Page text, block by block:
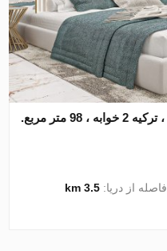
آپارتمان در در Oba Privilege Oba ، ترکیه 2 خوابه ، 98 متر مربع.
فاصله از دریا:3.5 km